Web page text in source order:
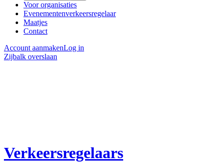
Voor organisaties
Evenementenverkeersregelaar
Maatjes
Contact
Account aanmakenLog in
Zijbalk overslaan
Verkeersregelaars